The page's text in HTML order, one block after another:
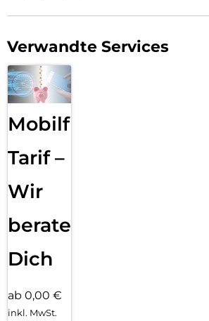
Verwandte Services
Mobilfunk
Tarif –
Wir
beraten
Dich
ab 0,00 €
inkl. MwSt.